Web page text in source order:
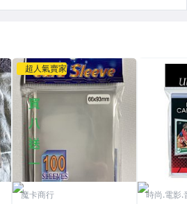
超人氣賣家
魔卡商行 時尚.電影.